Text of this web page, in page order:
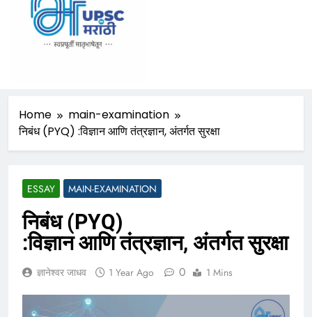
Home
main-examination
निबंध (PYQ) :विज्ञान आणि तंत्रज्ञान, अंतर्गत सुरक्षा
ESSAY MAIN-EXAMINATION
निबंध (PYQ)
:विज्ञान आणि तंत्रज्ञान, अंतर्गत सुरक्षा
ज्ञानेश्वर जाधव 1 Year Ago 0 1 Mins